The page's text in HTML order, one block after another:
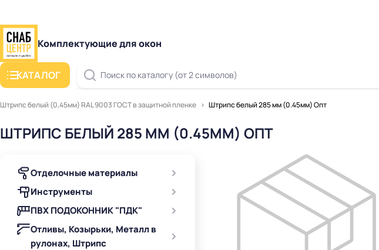
Комплектующие для окон
КАТАЛОГ Поиск по каталогу (от 2 символов)
Штрипс белый (0,45мм) RAL 9003 ГОСТ в защитной пленке Штрипс белый 285 мм (0.45мм) Опт
ШТРИПС БЕЛЫЙ 285 ММ (0.45ММ) ОПТ
Отделочные материалы
Инструменты
ПВХ ПОДОКОННИК "ПДК"
Отливы, Козырьки, Металл в
рулонах, Штрипс